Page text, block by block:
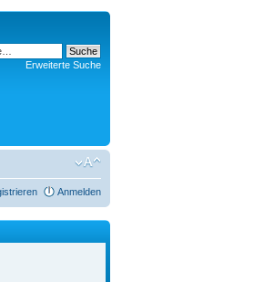
Erweiterte Suche
Anmelden